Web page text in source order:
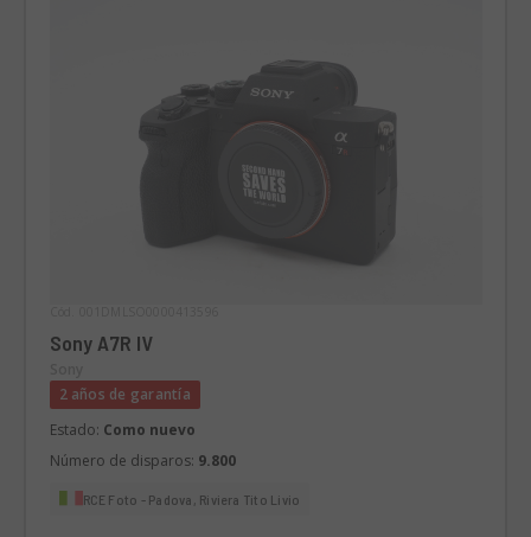
Sony A7R IV
2 años de garantía
Estado: Como nuevo
Número de disparos: 9.800
RCE Foto - Padova, Riviera Tito Livio